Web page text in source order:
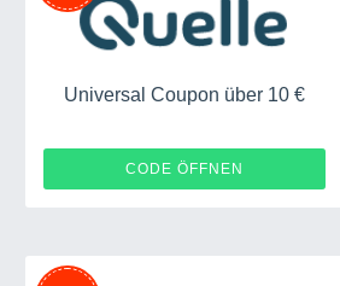
Universal Coupon über 10 €
CODE ÖFFNEN